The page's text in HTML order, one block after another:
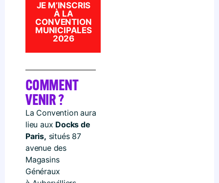
JE M’INSCRIS
À LA
CONVENTION
MUNICIPALES
2026
COMMENT
VENIR ?
La Convention aura
lieu aux Docks de
Paris, situés 87
avenue des
Magasins
Généraux